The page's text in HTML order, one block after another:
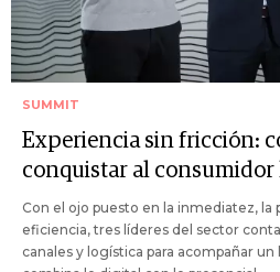
SUMMIT
Experiencia sin fricción:
conquistar al
Con el ojo puesto en la inmediatez, la
eficiencia, tres líderes del sector
canales y logística para acompañar